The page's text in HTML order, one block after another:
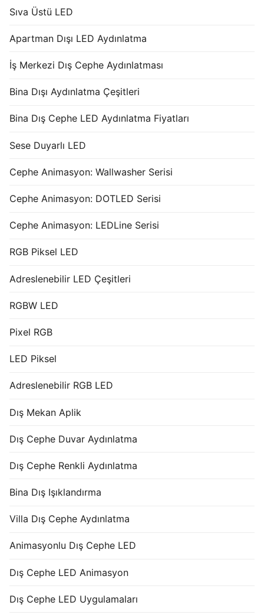
Sıva Üstü LED
Apartman Dışı LED Aydınlatma
İş Merkezi Dış Cephe Aydınlatması
Bina Dışı Aydınlatma Çeşitleri
Bina Dış Cephe LED Aydınlatma Fiyatları
Sese Duyarlı LED
Cephe Animasyon: Wallwasher Serisi
Cephe Animasyon: DOTLED Serisi
Cephe Animasyon: LEDLine Serisi
RGB Piksel LED
Adreslenebilir LED Çeşitleri
RGBW LED
Pixel RGB
LED Piksel
Adreslenebilir RGB LED
Dış Mekan Aplik
Dış Cephe Duvar Aydınlatma
Dış Cephe Renkli Aydınlatma
Bina Dış Işıklandırma
Villa Dış Cephe Aydınlatma
Animasyonlu Dış Cephe LED
Dış Cephe LED Animasyon
Dış Cephe LED Uygulamaları